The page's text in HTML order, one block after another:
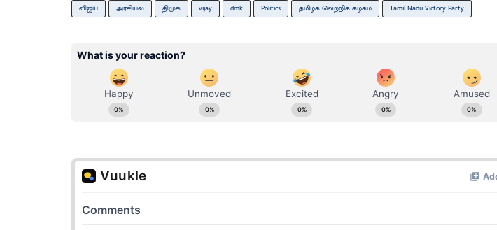
விஜய் அரசியல் திமுக vijay dmk Politics தமிழக வெற்றிக் கழகம் Tamil Nadu Victory Party